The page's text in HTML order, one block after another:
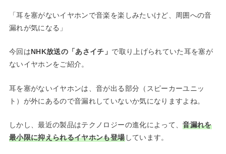
「耳を塞がないイヤホンで音楽を楽しみたいけど、周囲への音
漏れが気になる」
今回はNHK放送の「あさイチ」 で取り上げられていた耳を塞が
ないイヤホンをご紹介。
耳を塞がないイヤホンは、音が出る部分（スピーカーユニッ
ト）が外にあるので音漏れしていないか気になりますよね。
しかし、最近の製品はテクノロジーの進化によって、音漏れを
最小限に抑えられるイヤホンも登場しています。